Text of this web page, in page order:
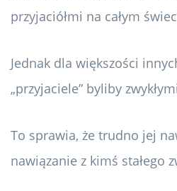
przyjaciółmi na całym
Jednak dla większości
„przyjaciele” byliby
To sprawia, że ​​trudno jej
nawiązanie z kimś stałego